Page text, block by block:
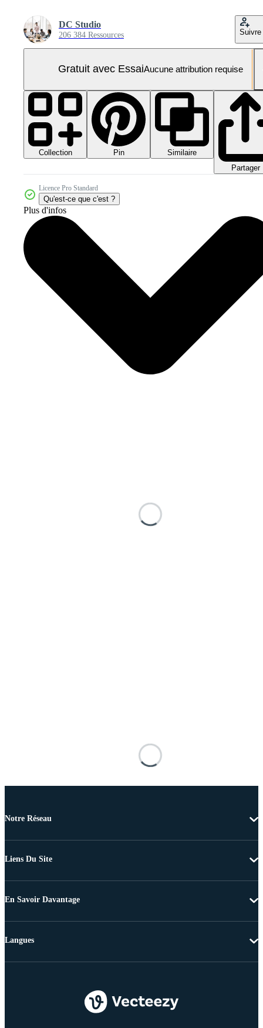
DC Studio
206 384 Ressources Suivre
Gratuit avec EssaiAucune attribution requise
Collection Pin
Similaire
Partager
Licence Pro Standard
Qu'est-ce que c'est ?
Plus d'infos
Notre Réseau
Liens Du Site
En Savoir Davantage
Langues